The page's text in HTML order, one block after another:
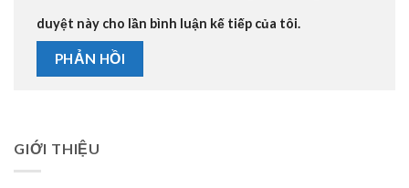
duyệt này cho lần bình luận kế tiếp của tôi.
GIỚI THIỆU